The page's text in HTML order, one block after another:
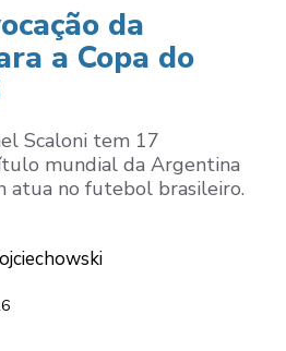
da
a Copa do
Scaloni tem 17
mundial da Argentina
atua no futebol brasileiro.